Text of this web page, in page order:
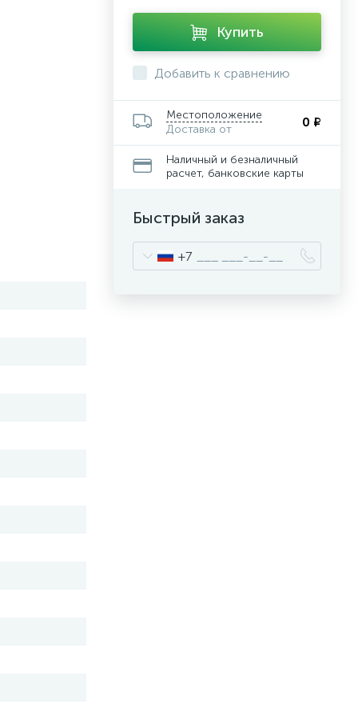
Купить
Добавить к сравнению
Местоположение
Доставка от
0 ₽
Наличный и безналичный
расчет, банковские карты
Быстрый заказ
+7